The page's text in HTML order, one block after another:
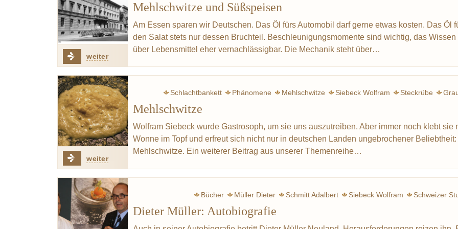
weiter
Sabbat
Gemüse Kräuter
Mehlschwitze und Süßspeisen
Am Essen sparen wir Deutschen. Das Öl fürs Automobil darf gerne etwas kosten. Das Öl
den Salat stets nur dessen Bruchteil. Beschleunigungsmomente sind wichtig, das Wissen
über Lebensmittel eher vernachlässigbar. Die Mechanik steht über…
weiter
Schlachtbankett Phänomene Mehlschwitze Siebeck Wolfram Steckrübe
Eintopf
Butter
Spargel
Drittes
Mehlschwitze
Wolfram Siebeck wurde Gastrosoph, um sie uns auszutreiben. Aber immer noch klebt sie
Wonne im Topf und erfreut sich nicht nur in deutschen Landen ungebrochener
Mehlschwitze. Ein weiterer Beitrag aus unserer Themenreihe…
Bücher Müller Dieter Schmitt Adalbert Siebeck Wolfram Schweizer
Dieter Müller: Autobiografie